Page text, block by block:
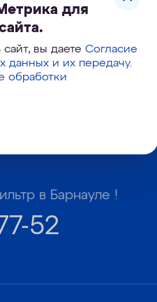
для
сайт, вы даетеСогласие
данных и их передачу.
обработки
получение
и рекламных
в Барнауле !
52